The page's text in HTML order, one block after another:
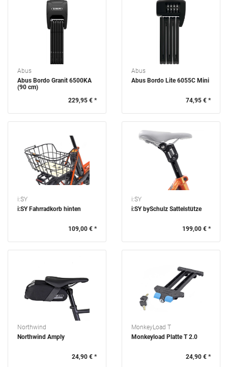
Abus
Abus Bordo Granit 6500KA
(90 cm)
229,95 € *
Abus
Abus Bordo Lite 6055C Mini
74,95 € *
i:SY
i:SY Fahrradkorb hinten
109,00 € *
i:SY
i:SY bySchulz Sattelstütze
199,00 € *
Northwind
Northwind Amply
24,90 € *
MonkeyLoad T
Monkeyload Platte T 2.0
24,90 € *